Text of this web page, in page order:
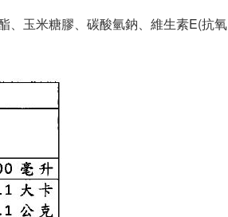
、玉米糖膠、碳酸氫鈉、維生素E(抗氧